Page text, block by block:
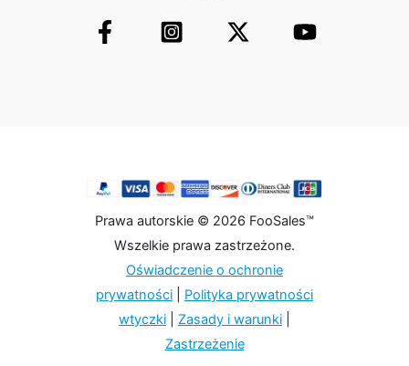
Prawa autorskie © 2026 FooSales™
Wszelkie prawa zastrzeżone.
Oświadczenie o ochronie
prywatności
Polityka prywatności
wtyczki
Zasady i warunki
Zastrzeżenie